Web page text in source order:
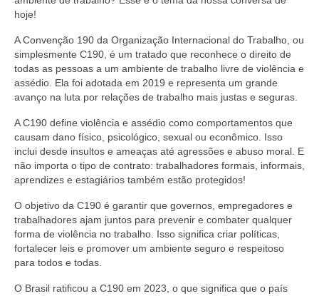
hoje!
A Convenção 190 da Organização Internacional do Trabalho, ou
simplesmente C190, é um tratado que reconhece o direito de
todas as pessoas a um ambiente de trabalho livre de violência e
assédio. Ela foi adotada em 2019 e representa um grande
avanço na luta por relações de trabalho mais justas e seguras.
A C190 define violência e assédio como comportamentos que
causam dano físico, psicológico, sexual ou econômico. Isso
inclui desde insultos e ameaças até agressões e abuso moral. E
não importa o tipo de contrato: trabalhadores formais, informais,
aprendizes e estagiários também estão protegidos!
O objetivo da C190 é garantir que governos, empregadores e
trabalhadores ajam juntos para prevenir e combater qualquer
forma de violência no trabalho. Isso significa criar políticas,
fortalecer leis e promover um ambiente seguro e respeitoso
para todos e todas.
O Brasil ratificou a C190 em 2023, o que significa que o país